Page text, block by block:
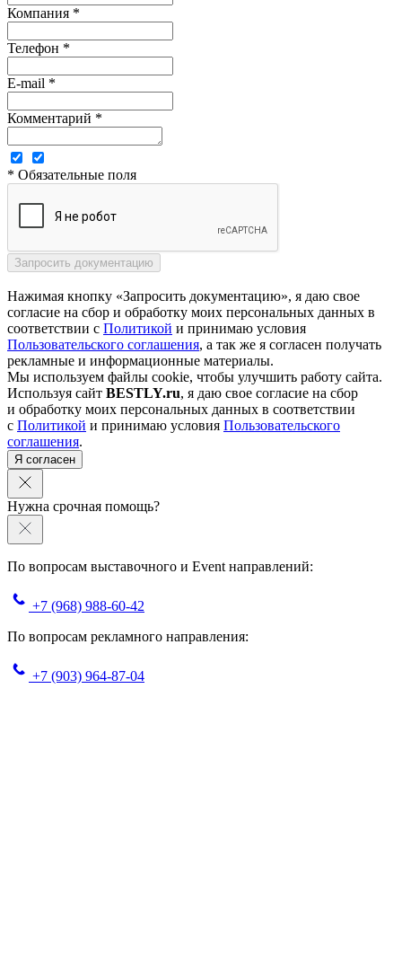
Компания *
Телефон *
E-mail *
Комментарий *
* Обязательные поля
Нажимая кнопку «Запросить документацию», я даю свое
согласие на сбор и обработку моих персональных данных в
соответствии с Политикой и принимаю условия
Пользовательского соглашения, а так же я согласен получать
рекламные и информационные материалы.
Мы используем файлы cookie, чтобы улучшить работу сайта.
Используя сайт BESTLY.ru, я даю свое согласие на сбор
и обработку моих персональных данных в соответствии
с Политикой и принимаю условия Пользовательского
соглашения.
Я согласен
Нужна срочная помощь?
По вопросам выставочного и Event направлений:
+7 (968) 988-60-42
По вопросам рекламного направления:
+7 (903) 964-87-04